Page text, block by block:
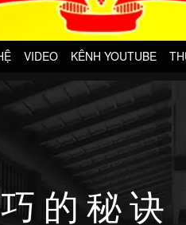
VIDEO KÊNH YOUTUBE
的秘